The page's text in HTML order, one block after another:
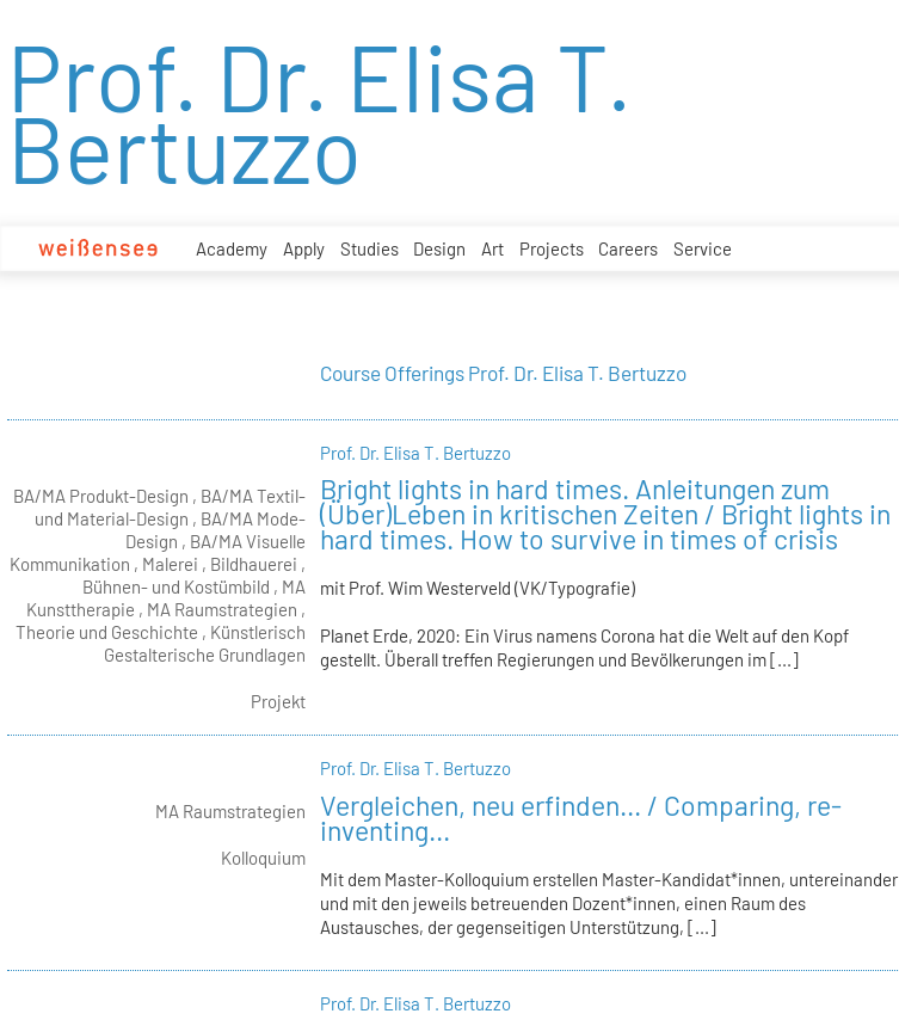
Academy Apply Studies Design Art Projects Careers Service
Prof. Dr. Elisa T.
Bertuzzo
Course Offerings Prof. Dr. Elisa T. Bertuzzo
BA/MA Produkt-Design , BA/MA Textil-
und Material-Design , BA/MA Mode-
Design , BA/MA Visuelle
Kommunikation , Malerei , Bildhauerei ,
Bühnen- und Kostümbild , MA
Kunsttherapie , MA Raumstrategien ,
Theorie und Geschichte , Künstlerisch
Gestalterische Grundlagen
Projekt
Prof. Dr. Elisa T. Bertuzzo
Bright lights in hard times. Anleitungen zum
(Über)Leben in kritischen Zeiten / Bright lights in
hard times. How to survive in times of crisis
mit Prof. Wim Westerveld (VK/Typografie)
Planet Erde, 2020: Ein Virus namens Corona hat die Welt auf den Kopf
gestellt. Überall treffen Regierungen und Bevölkerungen im [...]
MA Raumstrategien
Kolloquium
Prof. Dr. Elisa T. Bertuzzo
Vergleichen, neu erfinden... / Comparing, re-
inventing...
Mit dem Master-Kolloquium erstellen Master-Kandidat*innen, untereinander
und mit den jeweils betreuenden Dozent*innen, einen Raum des
Austausches, der gegenseitigen Unterstützung, [...]
Prof. Dr. Elisa T. Bertuzzo